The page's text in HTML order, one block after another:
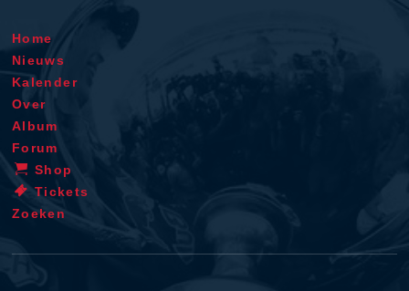
Home
Nieuws
Kalender
Over
Album
Forum
Shop
Tickets
Zoeken